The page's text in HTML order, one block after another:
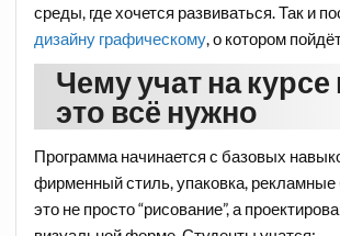
среды, где хочется развиваться. Так и
дизайну графическому, о котором
Чему учат на курсе
это всё нужно
Программа начинается с базовых
фирменный стиль, упаковка,
это не просто “рисование”, а